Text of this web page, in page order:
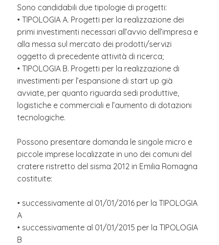
Sono candidabili due tipologie di progetti:
• TIPOLOGIA A. Progetti per la realizzazione dei
primi investimenti necessari all’avvio dell’impresa e
alla messa sul mercato dei prodotti/servizi
oggetto di precedente attività di ricerca;
• TIPOLOGIA B. Progetti per la realizzazione di
investimenti per l’espansione di start up già
avviate, per quanto riguarda sedi produttive,
logistiche e commerciali e l’aumento di dotazioni
tecnologiche.
Possono presentare domanda le singole micro e
piccole imprese localizzate in uno dei comuni del
cratere ristretto del sisma 2012 in Emilia Romagna
costituite:
• successivamente al 01/01/2016 per la TIPOLOGIA
A
• successivamente al 01/01/2015 per la TIPOLOGIA
B